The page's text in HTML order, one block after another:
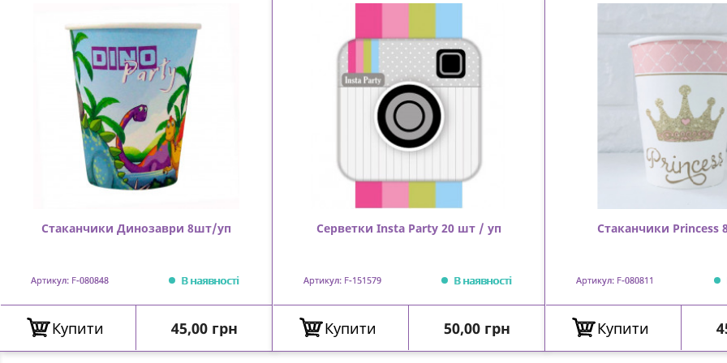
Стаканчики Динозаври 8шт/уп
Артикул: F-080848 В наявності
Купити Ціна
45,00 грн
Серветки Insta Party 20 шт / уп
Артикул: F-151579 В наявності
Купити Ціна
50,00 грн
Стаканчики Princess
Артикул: F-080811
Купити